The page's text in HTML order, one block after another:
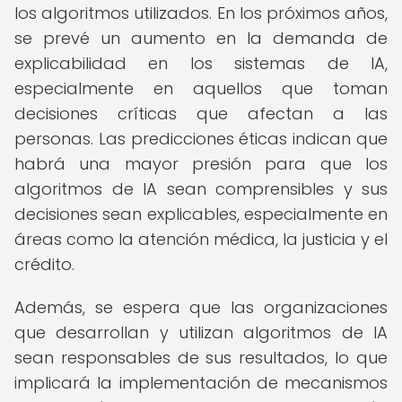
los algoritmos utilizados. En los próximos años,
se prevé un aumento en la demanda de
explicabilidad en los sistemas de IA,
especialmente en aquellos que toman
decisiones críticas que afectan a las
personas. Las predicciones éticas indican que
habrá una mayor presión para que los
algoritmos de IA sean comprensibles y sus
decisiones sean explicables, especialmente en
áreas como la atención médica, la justicia y el
crédito.
Además, se espera que las organizaciones
que desarrollan y utilizan algoritmos de IA
sean responsables de sus resultados, lo que
implicará la implementación de mecanismos